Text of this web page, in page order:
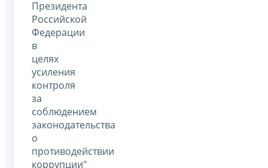
Президента
Российской
Федерации
в
целях
усиления
контроля
за
соблюдением
законодательства
о
противодействии
коррупции"